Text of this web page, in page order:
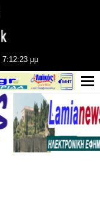
7:12:23 μμ